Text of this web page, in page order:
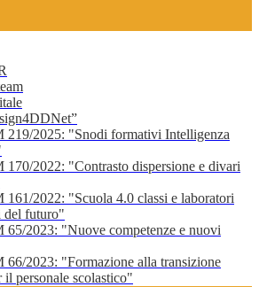
219/2025: "Snodi formativi Intelligenza
2022: "Contrasto dispersione e divari
2022: "Scuola 4.0 classi e laboratori
del futuro"
65/2023: "Nuove competenze e nuovi
66/2023: "Formazione alla transizione
il personale scolastico"